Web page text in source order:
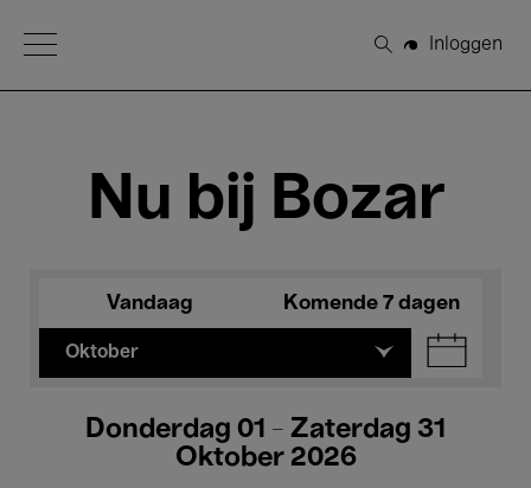
Open Menu
Zoeken
Inloggen
Nu bij Bozar
Vandaag Komende 7 dagen
Oktober
Donderdag 01 - Zaterdag 31
Oktober 2026